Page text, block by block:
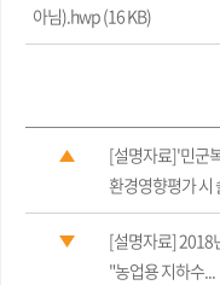
아님).hwp (16 KB)
[설명자료]'민군
환경영향평가 시
[설명자료] 2018
"농업용 지하수...